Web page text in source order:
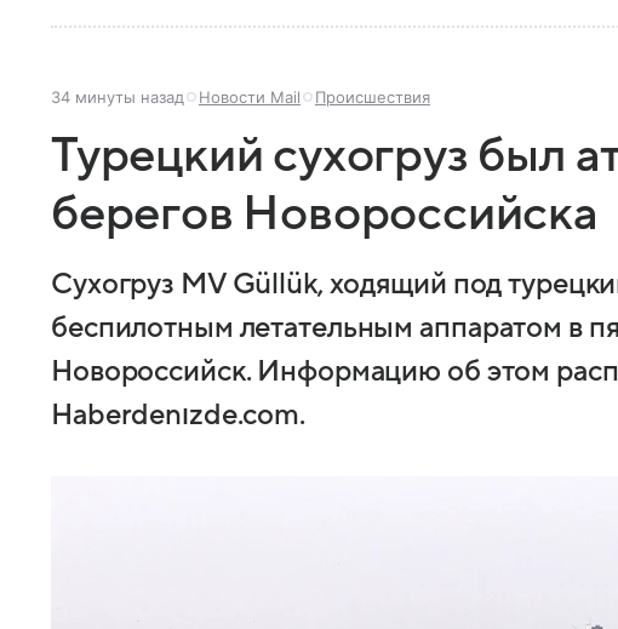
34 минуты назад Новости Mail Происшествия
Турецкий сухогруз был
берегов Новороссийска
Сухогруз MV Güllük, ходящий под
беспилотным летательным аппаратом в
Новороссийск. Информацию об этом
Haberdenızde.com.